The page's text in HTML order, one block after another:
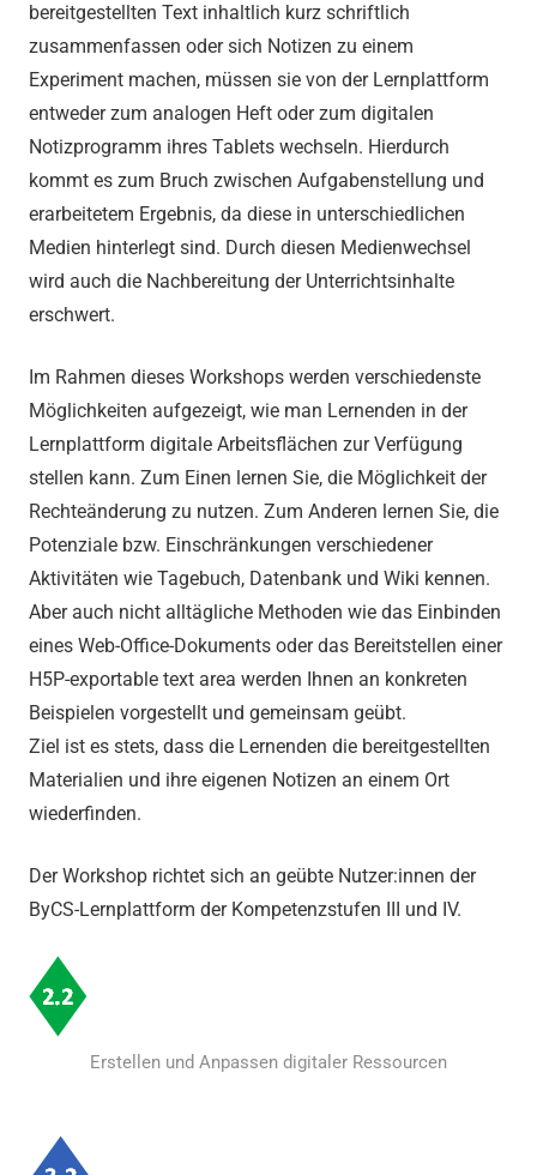
bereitgestellten Text inhaltlich kurz schriftlich
zusammenfassen oder sich Notizen zu einem
Experiment machen, müssen sie von der Lernplattform
entweder zum analogen Heft oder zum digitalen
Notizprogramm ihres Tablets wechseln. Hierdurch
kommt es zum Bruch zwischen Aufgabenstellung und
erarbeitetem Ergebnis, da diese in unterschiedlichen
Medien hinterlegt sind. Durch diesen Medienwechsel
wird auch die Nachbereitung der Unterrichtsinhalte
erschwert.
Im Rahmen dieses Workshops werden verschiedenste
Möglichkeiten aufgezeigt, wie man Lernenden in der
Lernplattform digitale Arbeitsflächen zur Verfügung
stellen kann. Zum Einen lernen Sie, die Möglichkeit der
Rechteänderung zu nutzen. Zum Anderen lernen Sie, die
Potenziale bzw. Einschränkungen verschiedener
Aktivitäten wie Tagebuch, Datenbank und Wiki kennen.
Aber auch nicht alltägliche Methoden wie das Einbinden
eines Web-Office-Dokuments oder das Bereitstellen einer
H5P-exportable text area werden Ihnen an konkreten
Beispielen vorgestellt und gemeinsam geübt.
Ziel ist es stets, dass die Lernenden die bereitgestellten
Materialien und ihre eigenen Notizen an einem Ort
wiederfinden.
Der Workshop richtet sich an geübte Nutzer:innen der
ByCS-Lernplattform der Kompetenzstufen III und IV.
Erstellen und Anpassen digitaler Ressourcen